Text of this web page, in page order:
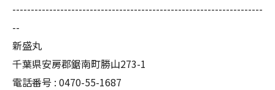
--------------------------------------------------------------------
--
新盛丸
千葉県安房郡鋸南町勝山273-1
電話番号 : 0470-55-1687